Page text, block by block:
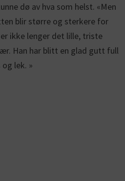
dø av hva som helst. «Men
blir større og sterkere for
ikke lenger det lille, triste
Han har blitt en glad gutt full
lek. »